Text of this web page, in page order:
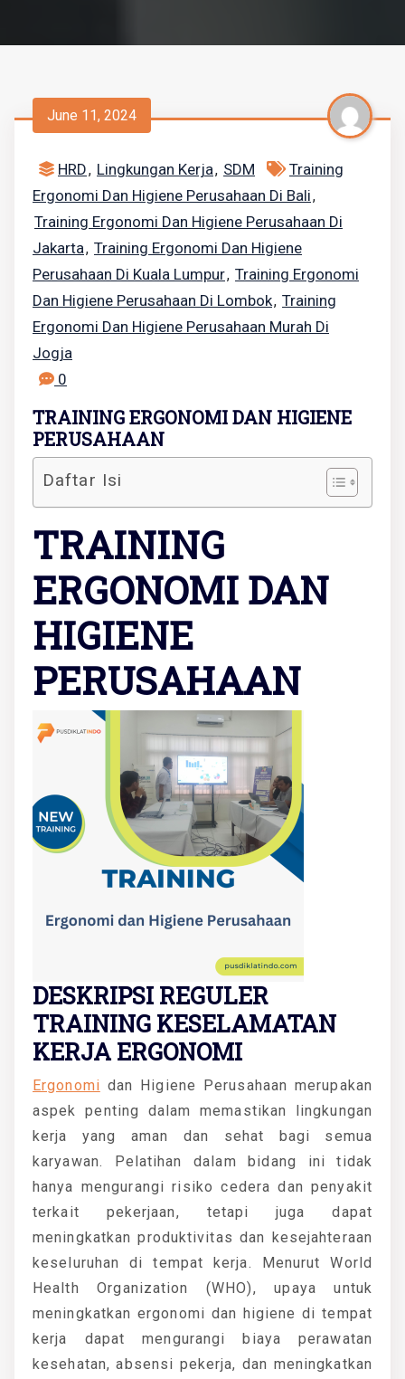
June 11, 2024
HRD, Lingkungan Kerja, SDM
Training
Ergonomi Dan Higiene Perusahaan Di Bali,
Training Ergonomi Dan Higiene Perusahaan Di
Jakarta, Training Ergonomi Dan Higiene
Perusahaan Di Kuala Lumpur, Training Ergonomi
Dan Higiene Perusahaan Di Lombok, Training
Ergonomi Dan Higiene Perusahaan Murah Di
Jogja
0
TRAINING ERGONOMI DAN HIGIENE
PERUSAHAAN
Daftar Isi
TRAINING
ERGONOMI DAN
HIGIENE
PERUSAHAAN
DESKRIPSI REGULER
TRAINING KESELAMATAN
KERJA ERGONOMI
Ergonomi dan Higiene Perusahaan merupakan
aspek penting dalam memastikan lingkungan
kerja yang aman dan sehat bagi semua
karyawan. Pelatihan dalam bidang ini tidak
hanya mengurangi risiko cedera dan penyakit
terkait pekerjaan, tetapi juga dapat
meningkatkan produktivitas dan kesejahteraan
keseluruhan di tempat kerja. Menurut World
Health Organization (WHO), upaya untuk
meningkatkan ergonomi dan higiene di tempat
kerja dapat mengurangi biaya perawatan
kesehatan, absensi pekerja, dan meningkatkan